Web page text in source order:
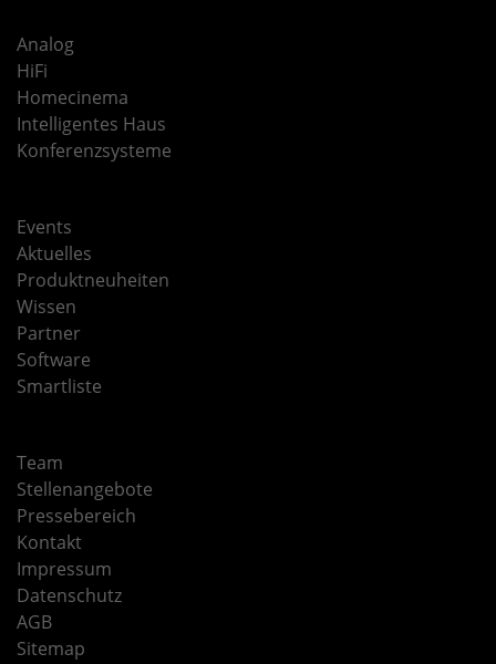
Analog
HiFi
Homecinema
Intelligentes Haus
Konferenzsysteme
Events
Aktuelles
Produktneuheiten
Wissen
Partner
Software
Smartliste
Team
Stellenangebote
Pressebereich
Kontakt
Impressum
Datenschutz
AGB
Sitemap